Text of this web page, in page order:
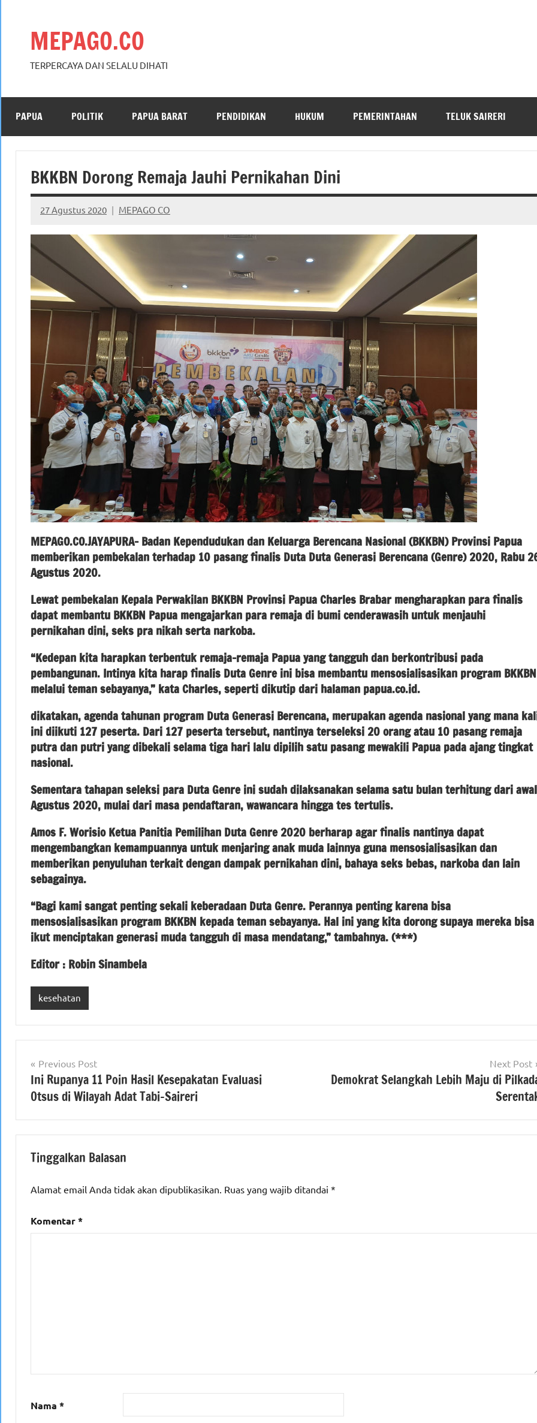
MEPAGO.CO
TERPERCAYA DAN SELALU DIHATI
PAPUA POLITIK PAPUA BARAT PENDIDIKAN HUKUM PEMERINTAHAN TELUK SAIRERI
BKKBN Dorong Remaja Jauhi Pernikahan Dini
27 Agustus 2020 MEPAGO CO
No
comments
MEPAGO.CO.JAYAPURA- Badan Kependudukan dan Keluarga Berencana Nasional (BKKBN) Provinsi Papua
memberikan pembekalan terhadap 10 pasang finalis Duta Duta Generasi Berencana (Genre) 2020, Rabu
Agustus 2020.
Lewat pembekalan Kepala Perwakilan BKKBN Provinsi Papua Charles Brabar mengharapkan para finalis
dapat membantu BKKBN Papua mengajarkan para remaja di bumi cenderawasih untuk menjauhi
pernikahan dini, seks pra nikah serta narkoba.
“Kedepan kita harapkan terbentuk remaja-remaja Papua yang tangguh dan berkontribusi pada
pembangunan. Intinya kita harap finalis Duta Genre ini bisa membantu mensosialisasikan program BKKBN
melalui teman sebayanya,” kata Charles, seperti dikutip dari halaman papua.co.id.
dikatakan, agenda tahunan program Duta Generasi Berencana, merupakan agenda nasional yang mana
ini diikuti 127 peserta. Dari 127 peserta tersebut, nantinya terseleksi 20 orang atau 10 pasang remaja
putra dan putri yang dibekali selama tiga hari lalu dipilih satu pasang mewakili Papua pada ajang tingkat
nasional.
Sementara tahapan seleksi para Duta Genre ini sudah dilaksanakan selama satu bulan terhitung dari awal
Agustus 2020, mulai dari masa pendaftaran, wawancara hingga tes tertulis.
Amos F. Worisio Ketua Panitia Pemilihan Duta Genre 2020 berharap agar finalis nantinya dapat
mengembangkan kemampuannya untuk menjaring anak muda lainnya guna mensosialisasikan dan
memberikan penyuluhan terkait dengan dampak pernikahan dini, bahaya seks bebas, narkoba dan lain
sebagainya.
“Bagi kami sangat penting sekali keberadaan Duta Genre. Perannya penting karena bisa
mensosialisasikan program BKKBN kepada teman sebayanya. Hal ini yang kita dorong supaya mereka bisa
ikut menciptakan generasi muda tangguh di masa mendatang,” tambahnya. (***)
Editor : Robin Sinambela
kesehatan
Navigasi
pos
Previous Post
Ini Rupanya 11 Poin Hasil Kesepakatan Evaluasi
Otsus di Wilayah Adat Tabi-Saireri
Next Post
Demokrat Selangkah Lebih Maju di
Tinggalkan Balasan
Alamat email Anda tidak akan dipublikasikan. Ruas yang wajib ditandai *
Komentar*
Nama *